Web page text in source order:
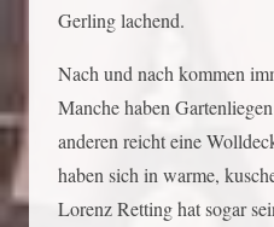
Gerling lachend.
Nach und nach kommen
Manche haben
anderen reicht eine
haben sich in warme,
Lorenz Retting hat sogar